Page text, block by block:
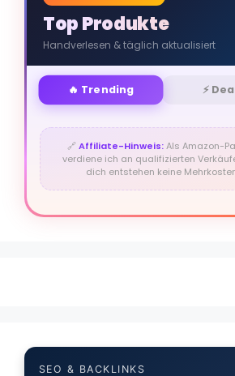
Top Produkte
Handverlesen & täglich aktualisiert
🔥 Trending ⚡
🔗Affiliate-Hinweis:Als Amazon-
verdiene ich an qualifizierten
dich entstehen keine
SEO & BACKLINKS